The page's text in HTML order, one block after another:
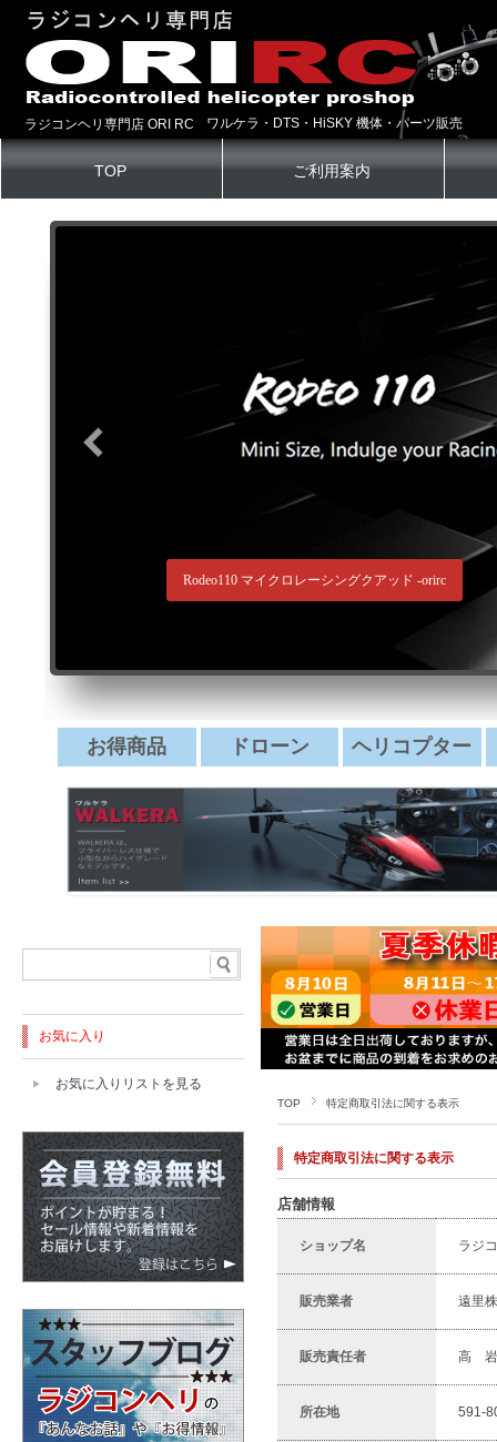
ラジコンヘリ専門店 ORI RC ワルケラ・DTS・HiSKY 機体・パーツ販売
TOP ご利用案内
TOP 特定商取引法に関する表示
特定商取引法に関する表示
店舗情報
ショップ名 ラジ
販売業者 遠里
販売責任者 高 岩
所在地 591-
お気に入り
お気に入りリストを見る